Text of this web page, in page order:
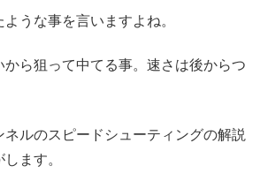
うな事を言いますよね。
から狙って中てる事。速さは後からつ
ネルのスピードシューティングの解説
ます。